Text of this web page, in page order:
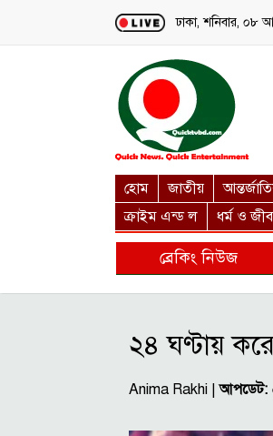
Loading...
ঢাকা, শনিবার, ০৮
হোম জাতীয়
ক্রাইম এন্ড ল
ধর্ম ও
ব্রেকিং নিউজ
২৪ ঘণ্টায়
Anima Rakhi |আপডেট: